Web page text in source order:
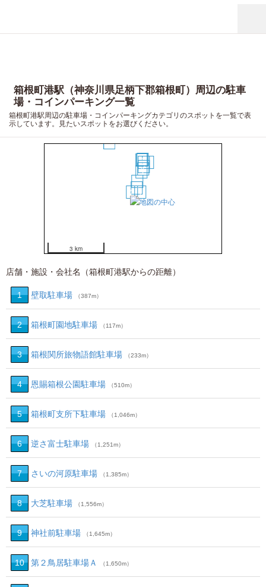
箱根町港駅（神奈川県足柄下郡箱根町）周辺の駐車
場・コインパーキング一覧
箱根町港駅周辺の駐車場・コインパーキングカテゴリのスポットを一覧で表
示しています。見たいスポットをお選びください。
1
23
4
56
7
8
9
1011
12
13
3 km
店舗・施設・会社名（箱根町港駅からの距離）
1 壁取駐車場 （387m）
2 箱根町園地駐車場 （117m）
3 箱根関所旅物語館駐車場 （233m）
4 恩賜箱根公園駐車場 （510m）
5 箱根町支所下駐車場 （1,046m）
6 逆さ富士駐車場 （1,251m）
7 さいの河原駐車場 （1,385m）
8 大芝駐車場 （1,556m）
9 神社前駐車場 （1,645m）
10 第２鳥居駐車場Ａ （1,650m）